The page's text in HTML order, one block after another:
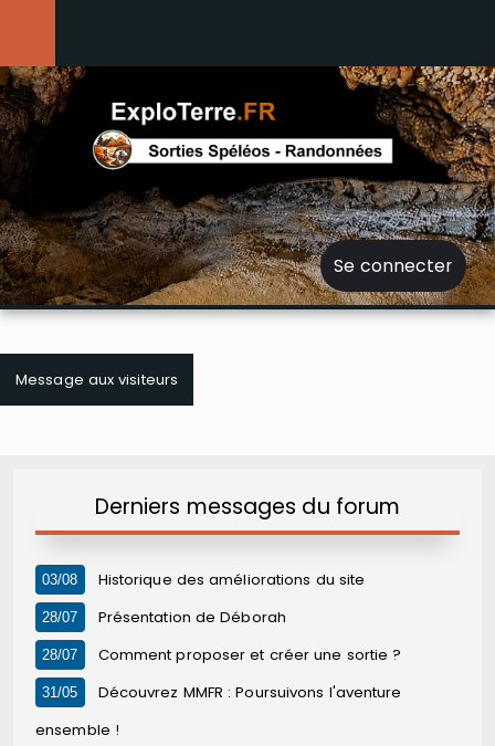
Se connecter
Message aux visiteurs
Derniers messages du forum
03/08 Historique des améliorations du site
28/07 Présentation de Déborah
28/07 Comment proposer et créer une sortie ?
31/05
Découvrez MMFR : Poursuivons l'aventure
ensemble !